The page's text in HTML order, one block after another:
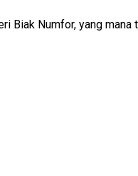
Biak Numfor, yang mana